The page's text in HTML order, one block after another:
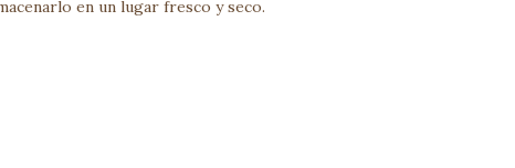
en un lugar fresco y seco.